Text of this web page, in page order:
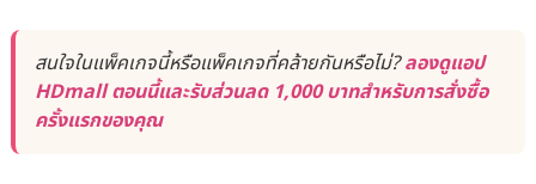
สนใจในแพ็คเกจนี้หรือแพ็คเกจที่คล้ายกันหรือไม่?ลองดูแอป
HDmall ตอนนี้และรับส่วนลด 1,000 บาทสำหรับการสั่งซื้อ
ครั้งแรกของคุณ